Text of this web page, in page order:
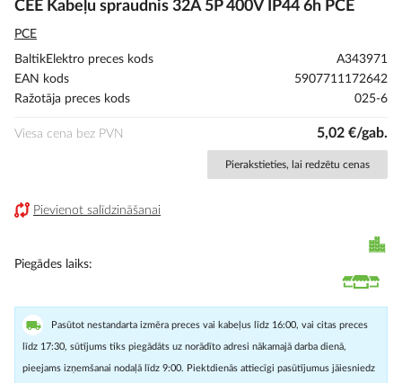
uz
sākumu
CEE Kabeļu spraudnis 32A 5P 400V IP44 6h PCE
PCE
BaltikElektro preces kods
A343971
EAN kods
5907711172642
Ražotāja preces kods
025-6
Viesa cena bez PVN 5,02 €/gab.
Pierakstieties, lai redzētu cenas
Pievienot salīdzināšanai
Piegādes laiks
Pasūtot nestandarta izmēra preces vai kabeļus līdz 16:00, vai citas preces
līdz 17:30, sūtījums tiks piegādāts uz norādīto adresi nākamajā darba dienā,
pieejams izņemšanai nodaļā līdz 9:00. Piektdienās attiecīgi pasūtījumus jāiesniedz